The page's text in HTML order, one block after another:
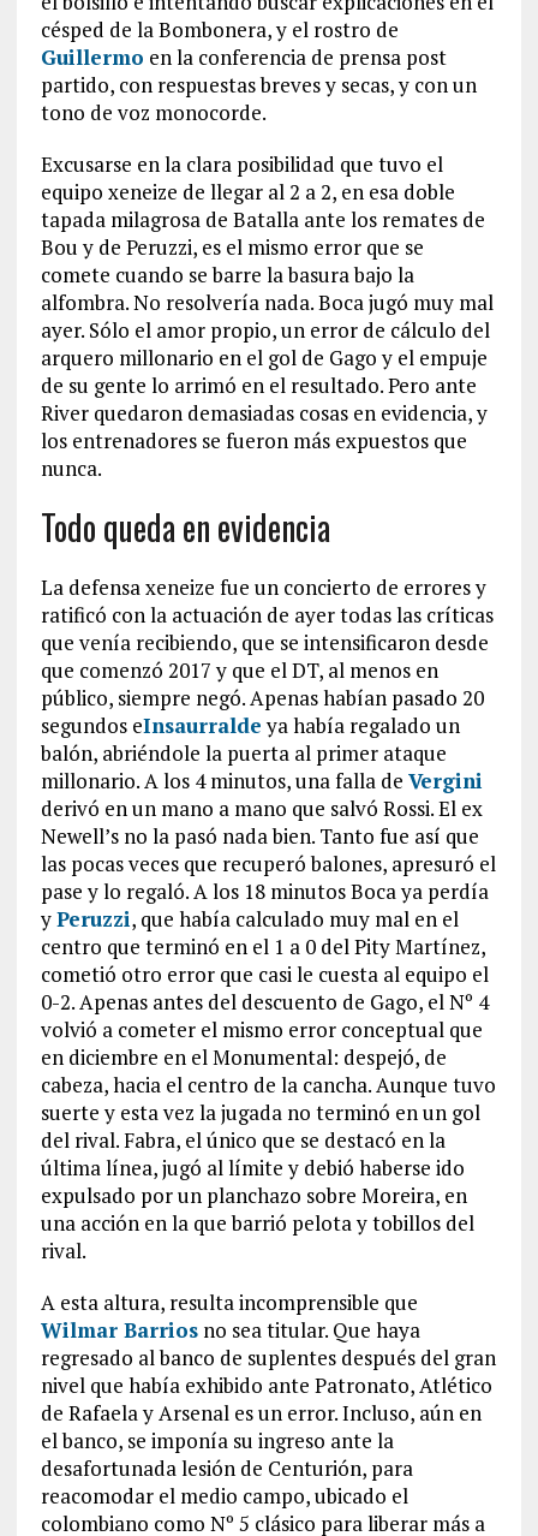
césped de la Bombonera, y el rostro de
Guillermo en la conferencia de prensa post
partido, con respuestas breves y secas, y con un
tono de voz monocorde.
Excusarse en la clara posibilidad que tuvo el
equipo xeneize de llegar al 2 a 2, en esa doble
tapada milagrosa de Batalla ante los remates de
Bou y de Peruzzi, es el mismo error que se
comete cuando se barre la basura bajo la
alfombra. No resolvería nada. Boca jugó muy mal
ayer. Sólo el amor propio, un error de cálculo del
arquero millonario en el gol de Gago y el empuje
de su gente lo arrimó en el resultado. Pero ante
River quedaron demasiadas cosas en evidencia, y
los entrenadores se fueron más expuestos que
nunca.
Todo queda en evidencia
La defensa xeneize fue un concierto de errores y
ratificó con la actuación de ayer todas las críticas
que venía recibiendo, que se intensificaron desde
que comenzó 2017 y que el DT, al menos en
público, siempre negó. Apenas habían pasado 20
segundos eInsaurraldeya había regalado un
balón, abriéndole la puerta al primer ataque
millonario. A los 4 minutos, una falla de Vergini
derivó en un mano a mano que salvó Rossi. El ex
Newell’s no la pasó nada bien. Tanto fue así que
las pocas veces que recuperó balones, apresuró el
pase y lo regaló. A los 18 minutos Boca ya perdía
yPeruzzi, que había calculado muy mal en el
centro que terminó en el 1 a 0 del Pity Martínez,
cometió otro error que casi le cuesta al equipo el
0-2. Apenas antes del descuento de Gago, el Nº 4
volvió a cometer el mismo error conceptual que
en diciembre en el Monumental: despejó, de
cabeza, hacia el centro de la cancha. Aunque tuvo
suerte y esta vez la jugada no terminó en un gol
del rival. Fabra, el único que se destacó en la
última línea, jugó al límite y debió haberse ido
expulsado por un planchazo sobre Moreira, en
una acción en la que barrió pelota y tobillos del
rival.
A esta altura, resulta incomprensible que
Wilmar Barriosno sea titular. Que haya
regresado al banco de suplentes después del gran
nivel que había exhibido ante Patronato, Atlético
de Rafaela y Arsenal es un error. Incluso, aún en
el banco, se imponía su ingreso ante la
desafortunada lesión de Centurión, para
reacomodar el medio campo, ubicado el
colombiano como Nº 5 clásico para liberar más a